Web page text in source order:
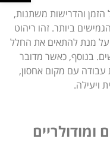
והדרישות משתנות,
ביותר. זהו ריהוט
על מנת להתאים את החלל
בנוסף, כאשר מדובר
עבודה עם מקום אחסון,
ויעילה.